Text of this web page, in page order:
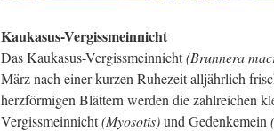
Kaukasus-Vergissmeinnicht
Das Kaukasus-Vergissmeinnicht(Brunnera
März nach einer kurzen Ruhezeit alljährlich
herzförmigen Blättern werden die zahlreichen
Vergissmeinnicht(Myosotis)und Gedenkemein